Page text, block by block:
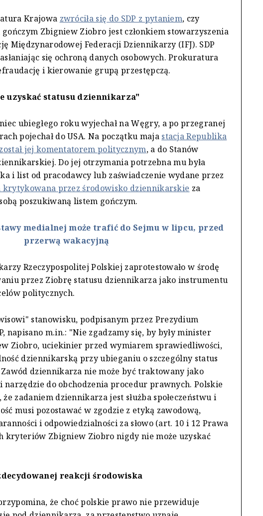
Krajowa zwróciła się do SDP z pytaniem, czy
Zbigniew Ziobro jest członkiem stowarzyszenia
Międzynarodowej Federacji Dziennikarzy (IFJ). SDP
się ochroną danych osobowych. Prokuratura
i kierowanie grupą przestępczą.
uzyskać statusu dziennikarza"
ubiegłego roku wyjechał na Węgry, a po przegranej
pojechał do USA. Na początku maja stacja Republika
jej komentatorem politycznym, a do Stanów
Do jej otrzymania potrzebna mu była
i list od pracodawcy lub zaświadczenie wydane przez
krytykowana przez środowisko dziennikarskie za
poszukiwaną listem gończym.
medialnej może trafić do Sejmu w lipcu, przed
przerwą wakacyjną
Rzeczypospolitej Polskiej zaprotestowało w środę
przez Ziobrę statusu dziennikarza jako instrumentu
politycznych.
stanowisku, podpisanym przez Prezydium
napisano m.in.: "Nie zgadzamy się, by były minister
Ziobro, uciekinier przed wymiarem sprawiedliwości,
dziennikarską przy ubieganiu o szczególny status
dziennikarza nie może być traktowany jako
do obchodzenia procedur prawnych. Polskie
zadaniem dziennikarza jest służba społeczeństwu i
musi pozostawać w zgodzie z etyką zawodową,
i odpowiedzialności za słowo (art. 10 i 12 Prawa
kryteriów Zbigniew Ziobro nigdy nie może uzyskać
reakcji środowiska
że choć polskie prawo nie przewiduje